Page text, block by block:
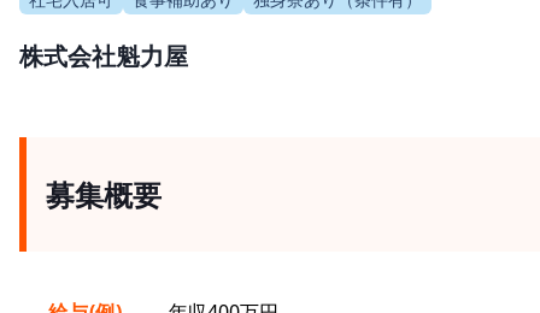
株式会社魁力屋
募集概要